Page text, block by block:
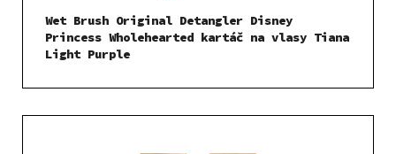
Wet Brush Original Detangler Disney
Princess Wholehearted kartáč na vlasy Tiana
Light Purple